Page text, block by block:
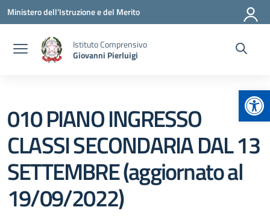
Vai ai contenuti
Vai al menu di navigazione
Vai al footer
Ministero dell'Istruzione e del Merito
Istituto Comprensivo
Giovanni Pierluigi
010 PIANO INGRESSO
CLASSI SECONDARIA DAL 13
SETTEMBRE (aggiornato al
19/09/2022)